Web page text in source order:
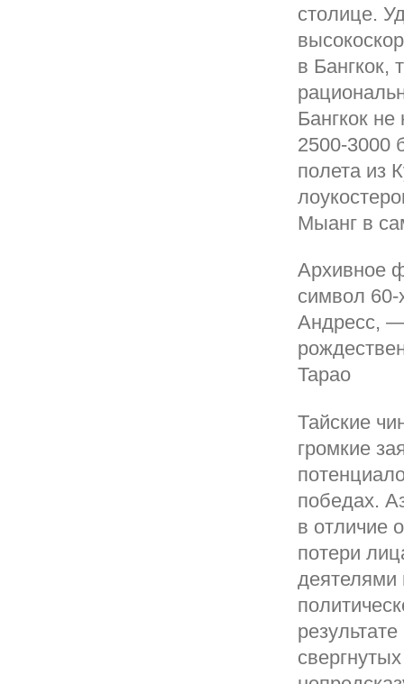
столице.
в Бангкок,
Бангкок
2500-3000
полета из
Мыанг в
Архивное
символ
Андресс, —
Tapao
Тайские
громкие
победах.
в отличие
потери
деятелями